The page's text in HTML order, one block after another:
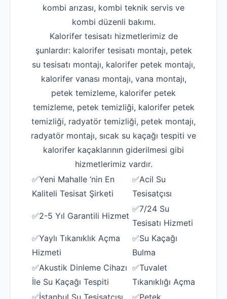
kombi arızası, kombi teknik servis ve
kombi düzenli bakımı.
Kalorifer tesisatı hizmetlerimiz de
şunlardır: kalorifer tesisatı montajı, petek
su tesisatı montajı, kalorifer petek montajı,
kalorifer vanası montajı, vana montajı,
petek temizleme, kalorifer petek
temizleme, petek temizliği, kalorifer petek
temizliği, radyatör temizliği, petek montajı,
radyatör montajı, sıcak su kaçağı tespiti ve
kalorifer kaçaklarının giderilmesi gibi
hizmetlerimiz vardır.
✅Yeni Mahalle ‘nin En
Kaliteli Tesisat Şirketi
✅Acil Su
Tesisatçısı
✅2-5 Yıl Garantili Hizmet
✅7/24 Su
Tesisatı Hizmeti
✅Yaylı Tıkanıklık Açma
Hizmeti
✅Su Kaçağı
Bulma
✅Akustik Dinleme Cihazı
İle Su Kaçağı Tespiti
✅Tuvalet
Tıkanıklığı Açma
✅İstanbul Su Tesisatçısı
✅Petek